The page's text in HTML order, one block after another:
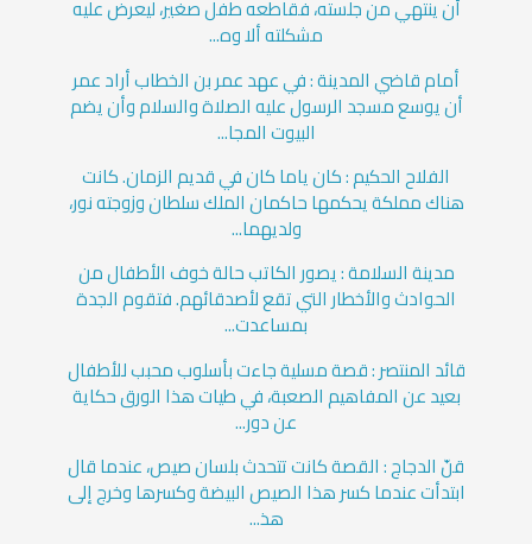
أن ينتهي من جلسته، فقاطعه طفل صغير، ليعرض عليه
مشكلته ألا وه...
أمام قاضي المدينة : في عهد عمر بن الخطاب أراد عمر
أن يوسع مسجد الرسول عليه الصلاة والسلام وأن يضم
البيوت المجا...
الفلاح الحكيم : كان ياما كان في قديم الزمان. كانت
هناك مملكة يحكمها حاكمان الملك سلطان وزوجته نور،
ولديهما...
مدينة السلامة : يصور ‏الكاتب حالة خوف الأطفال من
الحوادث والأخطار التي تقع لأصدقائهم. ‏فتقوم الجدة
بمساعدت...
قائد المنتصر : قصة مسلية جاءت بأسلوب محبب للأطفال
بعيد عن المفاهيم الصعبة، في طيات هذا الورق حكاية
عن دور...
قنّ الدجاج : القصة كانت تتحدث بلسان صيص، عندما قال
ابتدأت عندما كسر هذا الصيص البيضة وكسرها وخرج إلى
هذ...